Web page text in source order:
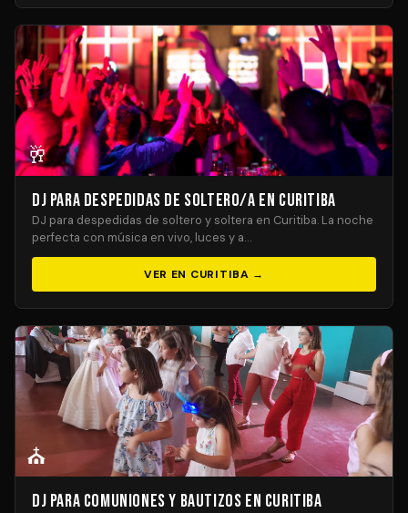
🥂
DJ para Despedidas de Soltero/a en Curitiba
DJ para despedidas de soltero y soltera en Curitiba. La noche
perfecta con música en vivo, luces y a…
VER EN CURITIBA →
⛪
DJ para Comuniones y Bautizos en Curitiba